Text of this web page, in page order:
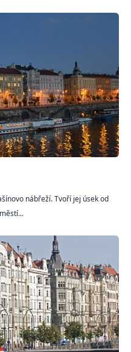
nábřeží. Tvoří jej úsek od